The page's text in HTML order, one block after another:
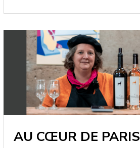
AU CŒUR DE PARIS